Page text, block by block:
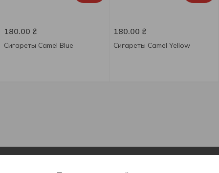
180.00 ₴
Сигареты Camel Blue
180.00 ₴
Сигареты Camel Yellow